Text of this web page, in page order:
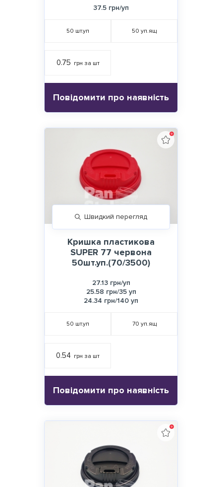
37.5 грн/уп
50 шт.уп 50 уп.ящ
0.75 грн за шт
Повідомити про наявність
Швидкий перегляд
Кришка пластикова
SUPER 77 червона
50шт.уп.(70/3500)
27.13 грн/уп
25.58 грн/35 уп
24.34 грн/140 уп
50 шт.уп 70 уп.ящ
0.54 грн за шт
Повідомити про наявність